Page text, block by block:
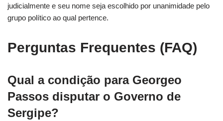
judicialmente e seu nome seja escolhido por unanimidade pelo
grupo político ao qual pertence.
Perguntas Frequentes (FAQ)
Qual a condição para Georgeo
Passos disputar o Governo de
Sergipe?